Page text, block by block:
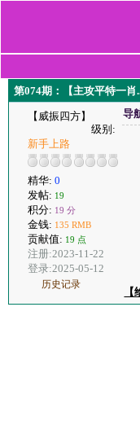
第074期：【主攻平特一
【威振四方】
级别:
新手上路
精华: 0
发帖: 19
积分: 19 分
金钱: 135 RMB
贡献值: 19 点
注册:2023-11-22
登录:2025-05-12
历史记录
导